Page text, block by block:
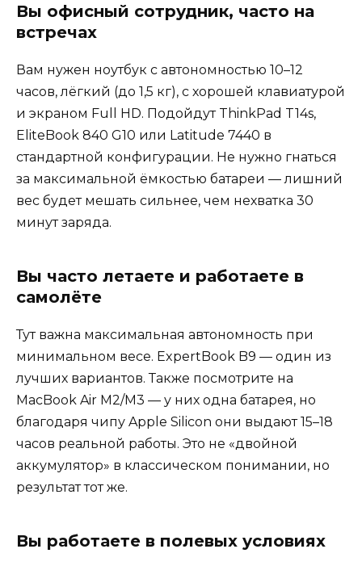
Вы офисный сотрудник, часто на
встречах
Вам нужен ноутбук с автономностью 10–12
часов, лёгкий (до 1,5 кг), с хорошей клавиатурой
и экраном Full HD. Подойдут ThinkPad T14s,
EliteBook 840 G10 или Latitude 7440 в
стандартной конфигурации. Не нужно гнаться
за максимальной ёмкостью батареи — лишний
вес будет мешать сильнее, чем нехватка 30
минут заряда.
Вы часто летаете и работаете в
самолёте
Тут важна максимальная автономность при
минимальном весе. ExpertBook B9 — один из
лучших вариантов. Также посмотрите на
MacBook Air M2/M3 — у них одна батарея, но
благодаря чипу Apple Silicon они выдают 15–18
часов реальной работы. Это не «двойной
аккумулятор» в классическом понимании, но
результат тот же.
Вы работаете в полевых условиях